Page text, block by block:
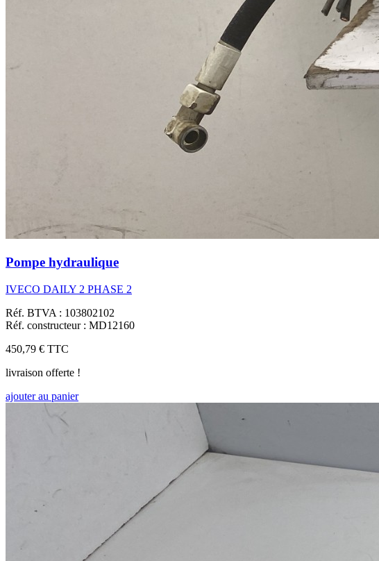
Pompe hydraulique
IVECO DAILY 2 PHASE 2
Réf. BTVA : 103802102
Réf. constructeur : MD12160
450,79 € TTC
livraison offerte !
ajouter au panier